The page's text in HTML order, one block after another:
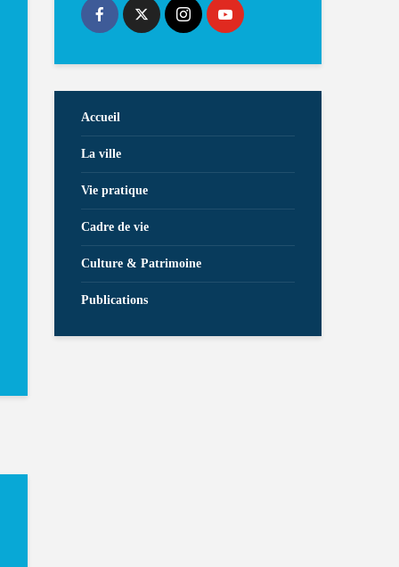
Accueil
La ville
Vie pratique
Cadre de vie
Culture & Patrimoine
Publications